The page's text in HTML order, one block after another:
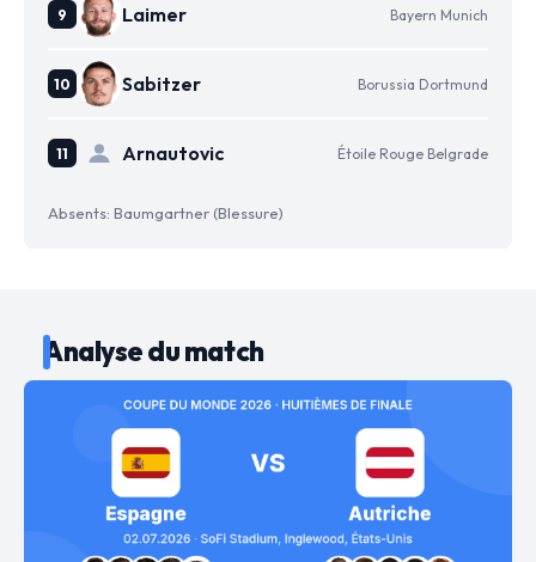
Laimer Bayern Munich
Sabitzer Borussia Dortmund
Arnautovic Étoile Rouge Belgrade
Absents: Baumgartner (Blessure)
Analyse du match